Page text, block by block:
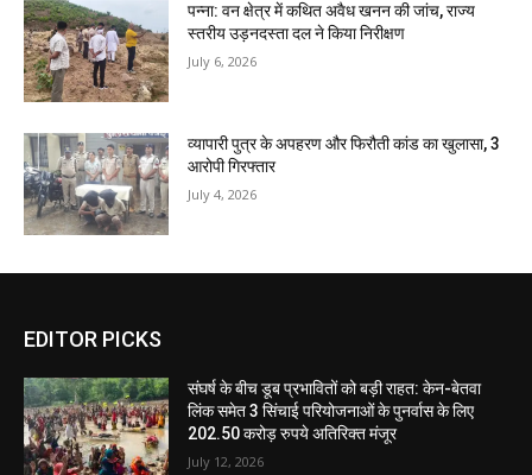
पन्ना: वन क्षेत्र में कथित अवैध खनन की जांच, राज्य
स्तरीय उड़नदस्ता दल ने किया निरीक्षण
July 6, 2026
व्यापारी पुत्र के अपहरण और फिरौती कांड का खुलासा, 3
आरोपी गिरफ्तार
July 4, 2026
EDITOR PICKS
संघर्ष के बीच डूब प्रभावितों को बड़ी राहत: केन-बेतवा
लिंक समेत 3 सिंचाई परियोजनाओं के पुनर्वास के लिए
202.50 करोड़ रुपये अतिरिक्त मंजूर
July 12, 2026